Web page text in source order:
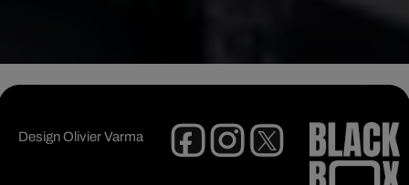
DesignOlivier Varma